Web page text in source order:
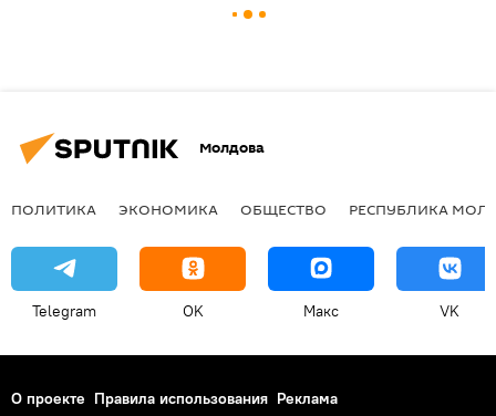
Молдова
ПОЛИТИКА ЭКОНОМИКА ОБЩЕСТВО РЕСПУБЛИКА
Telegram OK Макс VK
О проекте Правила использования Реклама